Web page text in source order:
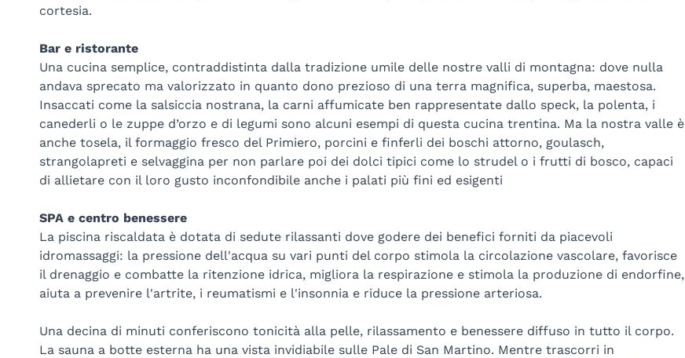
cortesia.
Bar e ristorante
Una cucina semplice, contraddistinta dalla tradizione umile delle nostre valli di montagna: dove nulla
andava sprecato ma valorizzato in quanto dono prezioso di una terra magnifica, superba, maestosa.
Insaccati come la salsiccia nostrana, la carni affumicate ben rappresentate dallo speck, la polenta, i
canederli o le zuppe d’orzo e di legumi sono alcuni esempi di questa cucina trentina. Ma la nostra valle è
anche tosela, il formaggio fresco del Primiero, porcini e finferli dei boschi attorno, goulasch,
strangolapreti e selvaggina per non parlare poi dei dolci tipici come lo strudel o i frutti di bosco, capaci
di allietare con il loro gusto inconfondibile anche i palati più fini ed esigenti
SPA e centro benessere
La piscina riscaldata è dotata di sedute rilassanti dove godere dei benefici forniti da piacevoli
idromassaggi: la pressione dell'acqua su vari punti del corpo stimola la circolazione vascolare, favorisce
il drenaggio e combatte la ritenzione idrica, migliora la respirazione e stimola la produzione di endorfine,
aiuta a prevenire l'artrite, i reumatismi e l'insonnia e riduce la pressione arteriosa.
Una decina di minuti conferiscono tonicità alla pelle, rilassamento e benessere diffuso in tutto il corpo.
La sauna a botte esterna ha una vista invidiabile sulle Pale di San Martino. Mentre trascorri in